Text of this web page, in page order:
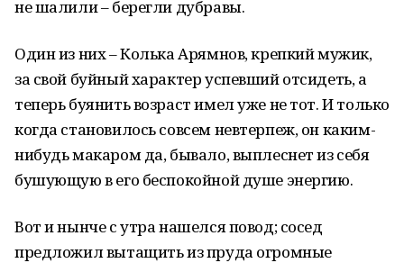
не шалили – берегли дубравы.
Один из них – Колька Арямнов, крепкий мужик,
за свой буйный характер успевший отсидеть, а
теперь буянить возраст имел уже не тот. И только
когда становилось совсем невтерпеж, он каким-
нибудь макаром да, бывало, выплеснет из себя
бушующую в его беспокойной душе энергию.
Вот и нынче с утра нашелся повод; сосед
предложил вытащить из пруда огромные